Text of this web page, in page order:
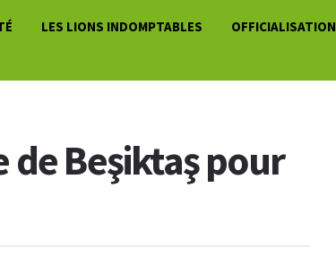
LES LIONS INDOMPTABLES OFFICIALISATION
de Beşiktaş pour